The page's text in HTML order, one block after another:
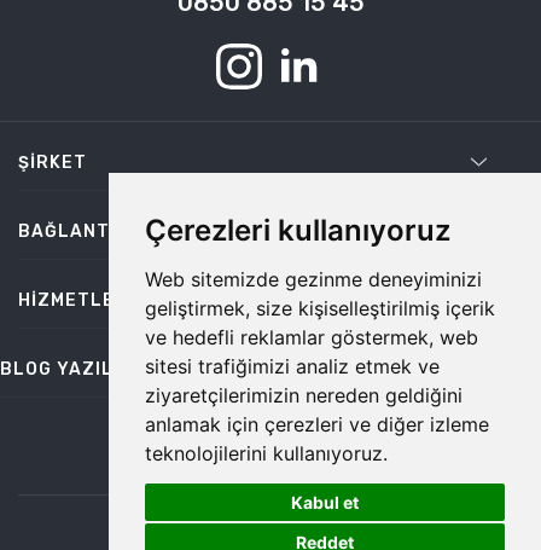
Çerezleri kullanıyoruz
Web sitemizde gezinme deneyiminizi
geliştirmek, size kişiselleştirilmiş içerik
ve hedefli reklamlar göstermek, web
sitesi trafiğimizi analiz etmek ve
ziyaretçilerimizin nereden geldiğini
anlamak için çerezleri ve diğer izleme
teknolojilerini kullanıyoruz.
Kabul et
Reddet
ŞIRKET
BAĞLANTILAR
HIZMETLER
BLOG YAZILARI
bilgi@temiz.co
©2026 Temiz, Her Hakkı Saklıdır.